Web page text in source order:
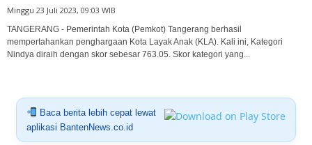
Minggu 23 Juli 2023, 09:03 WIB
TANGERANG - Pemerintah Kota (Pemkot) Tangerang berhasil
mempertahankan penghargaan Kota Layak Anak (KLA). Kali ini, Kategori
Nindya diraih dengan skor sebesar 763.05. Skor kategori yang...
Baca berita lebih cepat lewat
aplikasi BantenNews.co.id